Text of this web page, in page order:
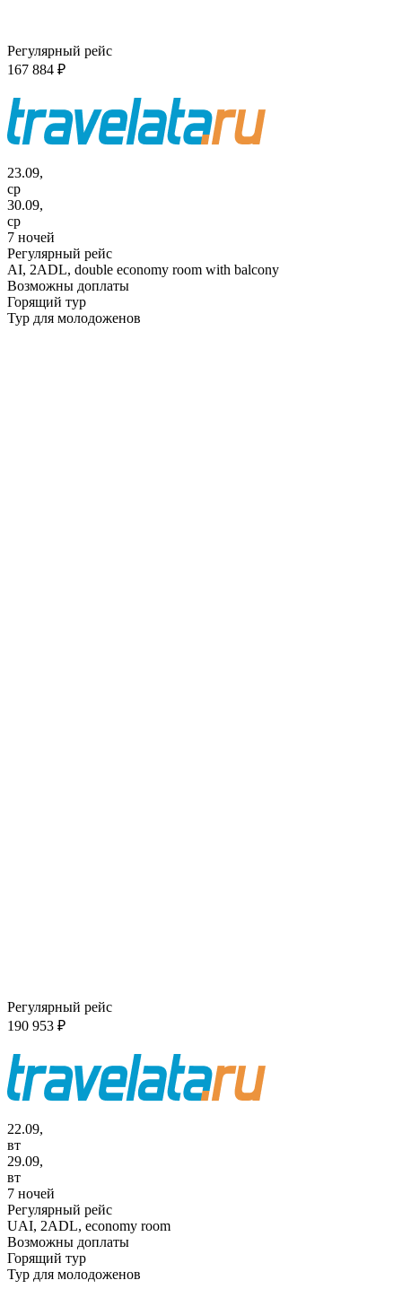
Регулярный рейс
167 884 ₽
23.09,
ср
30.09,
ср
7 ночей
Регулярный рейс
AI, 2ADL, double economy room with balcony
Возможны доплаты
Горящий тур
Тур для молодоженов
Регулярный рейс
190 953 ₽
22.09,
вт
29.09,
вт
7 ночей
Регулярный рейс
UAI, 2ADL, economy room
Возможны доплаты
Горящий тур
Тур для молодоженов